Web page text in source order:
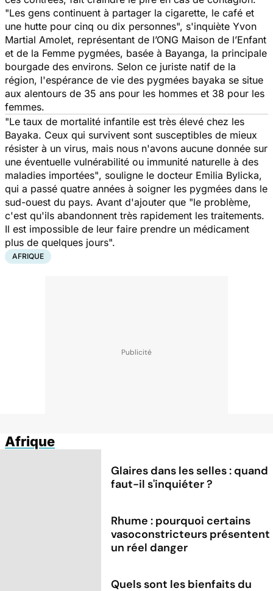
"Les gens continuent à partager la cigarette, le café et
une hutte pour cinq ou dix personnes", s'inquiète Yvon
Martial Amolet, représentant de l’ONG Maison de l’Enfant
et de la Femme pygmées, basée à Bayanga, la principale
bourgade des environs. Selon ce juriste natif de la
région, l'espérance de vie des pygmées bayaka se situe
aux alentours de 35 ans pour les hommes et 38 pour les
femmes.
"Le taux de mortalité infantile est très élevé chez les
Bayaka. Ceux qui survivent sont susceptibles de mieux
résister à un virus, mais nous n'avons aucune donnée sur
une éventuelle vulnérabilité ou immunité naturelle à des
maladies importées", souligne le docteur Emilia Bylicka,
qui a passé quatre années à soigner les pygmées dans le
sud-ouest du pays. Avant d'ajouter que "le problème,
c'est qu'ils abandonnent très rapidement les traitements.
Il est impossible de leur faire prendre un médicament
plus de quelques jours".
AFRIQUE
Afrique
Glaires dans les selles : quand
faut-il s'inquiéter ?
Rhume : pourquoi certains
vasoconstricteurs présentent
un réel danger
Quels sont les bienfaits du